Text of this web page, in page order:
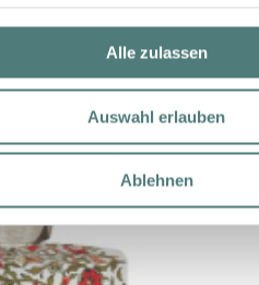
Alle zulassen
Auswahl erlauben
Ablehnen